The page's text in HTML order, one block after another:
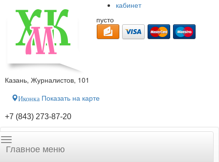
кабинет
пусто
Казань, Журналистов, 101
Иконка Показать на карте
+7 (843) 273-87-20
Главное меню